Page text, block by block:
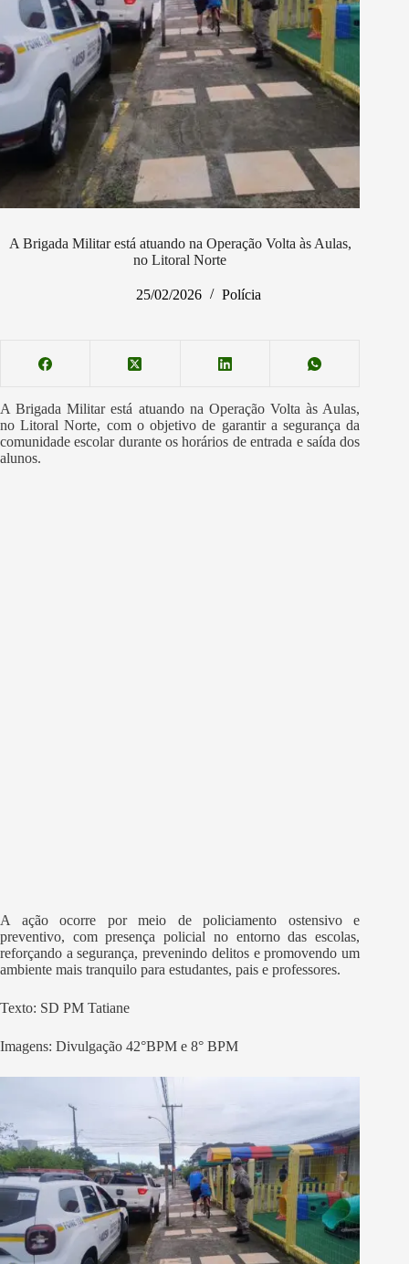
A Brigada Militar está atuando na Operação Volta às Aulas,
no Litoral Norte
25/02/2026 Polícia
A Brigada Militar está atuando na Operação Volta às Aulas,
no Litoral Norte, com o objetivo de garantir a segurança da
comunidade escolar durante os horários de entrada e saída dos
alunos.
A ação ocorre por meio de policiamento ostensivo e
preventivo, com presença policial no entorno das escolas,
reforçando a segurança, prevenindo delitos e promovendo um
ambiente mais tranquilo para estudantes, pais e professores.
Texto: SD PM Tatiane
Imagens: Divulgação 42°BPM e 8° BPM